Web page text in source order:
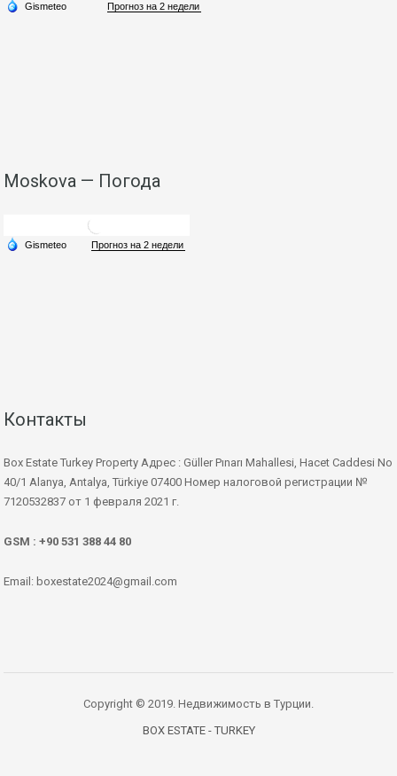
Moskova — Погода
Контакты
Box Estate Turkey Property Адрес : Güller Pınarı Mahallesi, Hacet Caddesi No
40/1 Alanya, Antalya, Türkiye 07400 Номер налоговой регистрации №
7120532837 от 1 февраля 2021 г.
GSM : +90 531 388 44 80
Email: boxestate2024@gmail.com
Copyright © 2019. Недвижимость в Турции.
BOX ESTATE - TURKEY